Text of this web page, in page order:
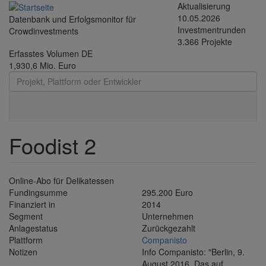
Direkt
zum
Inhalt
Datenbank und Erfolgsmonitor für
Crowdinvestments
Aktualisierung
10.05.2026
Investmentrunden
3.366 Projekte
Erfasstes Volumen DE
1,930,6 Mio. Euro
Foodist 2
Online-Abo für Delikatessen
Fundingsumme
295.200 Euro
Finanziert in
2014
Segment
Unternehmen
Anlagestatus
Zurückgezahlt
Plattform
Companisto
Notizen
Info Companisto: "Berlin, 9.
August 2016. Das auf